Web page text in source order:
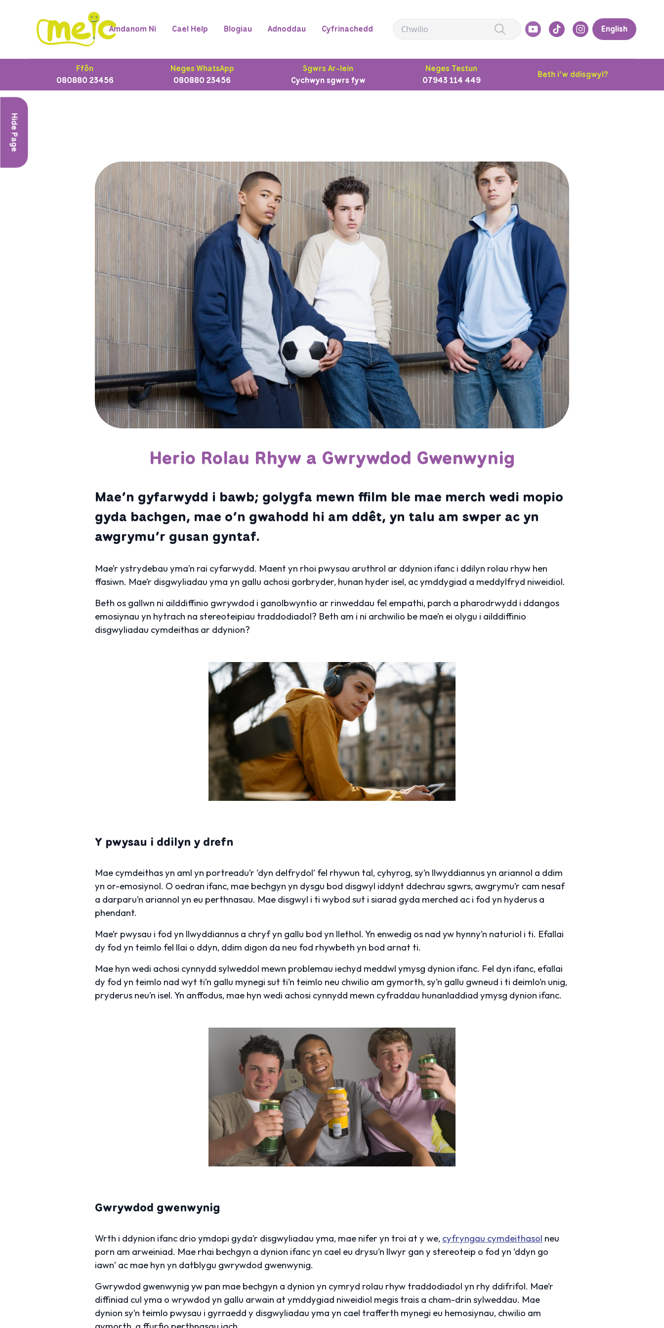
Amdanom Ni Cael Help Blogiau Adnoddau Cyfrinachedd English
Ffôn
080880 23456
Neges WhatsApp
080880 23456
Sgwrs Ar-lein
Cychwyn sgwrs fyw
Neges Testun
07943 114 449
Beth i’w ddisgwyl?
Hide Page
Herio Rolau Rhyw a Gwrywdod Gwenwynig
Mae’n gyfarwydd i bawb; golygfa mewn ffilm ble mae merch wedi mopio
gyda bachgen, mae o’n gwahodd hi am ddêt, yn talu am swper ac yn
awgrymu’r gusan gyntaf.
Mae’r ystrydebau yma’n rai cyfarwydd. Maent yn rhoi pwysau aruthrol ar ddynion ifanc i ddilyn rolau rhyw hen
ffasiwn. Mae’r disgwyliadau yma yn gallu achosi gorbryder, hunan hyder isel, ac ymddygiad a meddylfryd niweidiol.
Beth os gallwn ni ailddiffinio gwrywdod i ganolbwyntio ar rinweddau fel empathi, parch a pharodrwydd i ddangos
emosiynau yn hytrach na stereoteipiau traddodiadol? Beth am i ni archwilio be mae’n ei olygu i ailddiffinio
disgwyliadau cymdeithas ar ddynion?
Y pwysau i ddilyn y drefn
Mae cymdeithas yn aml yn portreadu’r ‘dyn delfrydol’ fel rhywun tal, cyhyrog, sy’n llwyddiannus yn ariannol a ddim
yn or-emosiynol. O oedran ifanc, mae bechgyn yn dysgu bod disgwyl iddynt ddechrau sgwrs, awgrymu’r cam nesaf
a darparu’n ariannol yn eu perthnasau. Mae disgwyl i ti wybod sut i siarad gyda merched ac i fod yn hyderus a
phendant.
Mae’r pwysau i fod yn llwyddiannus a chryf yn gallu bod yn llethol. Yn enwedig os nad yw hynny’n naturiol i ti. Efallai
dy fod yn teimlo fel llai o ddyn, ddim digon da neu fod rhywbeth yn bod arnat ti.
Mae hyn wedi achosi cynnydd sylweddol mewn problemau iechyd meddwl ymysg dynion ifanc. Fel dyn ifanc, efallai
dy fod yn teimlo nad wyt ti’n gallu mynegi sut ti’n teimlo neu chwilio am gymorth, sy’n gallu gwneud i ti deimlo’n unig,
pryderus neu’n isel. Yn anffodus, mae hyn wedi achosi cynnydd mewn cyfraddau hunanladdiad ymysg dynion ifanc.
Gwrywdod gwenwynig
Wrth i ddynion ifanc drio ymdopi gyda’r disgwyliadau yma, mae nifer yn troi at y we, cyfryngau cymdeithasol neu
porn am arweiniad. Mae rhai bechgyn a dynion ifanc yn cael eu drysu’n llwyr gan y stereoteip o fod yn ‘ddyn go
iawn’ ac mae hyn yn datblygu gwrywdod gwenwynig.
Gwrywdod gwenwynig yw pan mae bechgyn a dynion yn cymryd rolau rhyw traddodiadol yn rhy ddifrifol. Mae’r
diffiniad cul yma o wrywdod yn gallu arwain at ymddygiad niweidiol megis trais a cham-drin sylweddau. Mae
dynion sy’n teimlo pwysau i gyrraedd y disgwyliadau yma yn cael trafferth mynegi eu hemosiynau, chwilio am